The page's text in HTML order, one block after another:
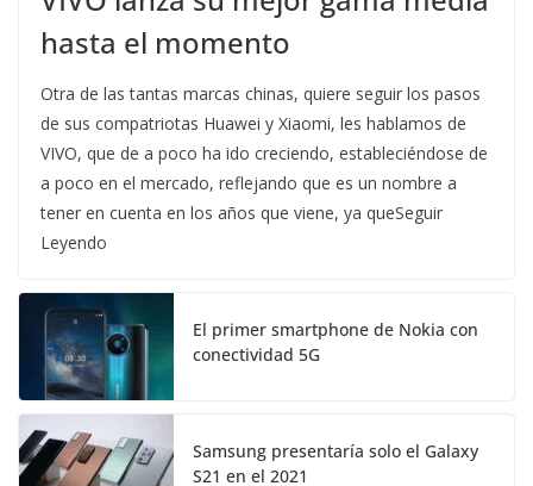
hasta el momento
Otra de las tantas marcas chinas, quiere seguir los pasos
de sus compatriotas Huawei y Xiaomi, les hablamos de
VIVO, que de a poco ha ido creciendo, estableciéndose de
a poco en el mercado, reflejando que es un nombre a
tener en cuenta en los años que viene, ya queSeguir
Leyendo
El primer smartphone de Nokia con
conectividad 5G
Samsung presentaría solo el Galaxy
S21 en el 2021